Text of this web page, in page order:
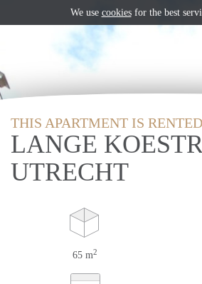
THIS APARTMENT IS
LANGE
UTRECHT
65 m2
We use cookiesfor the best